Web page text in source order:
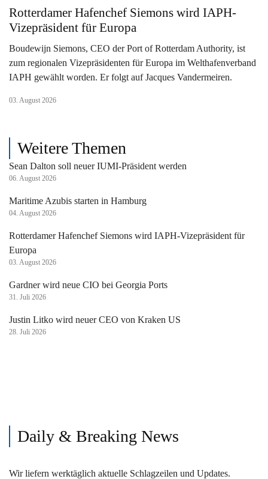
Rotterdamer Hafenchef Siemons wird IAPH-
Vizepräsident für Europa
Boudewijn Siemons, CEO der Port of Rotterdam Authority, ist
zum regionalen Vizepräsidenten für Europa im Welthafenverband
IAPH gewählt worden. Er folgt auf Jacques Vandermeiren.
03. August 2026
Weitere Themen
Sean Dalton soll neuer IUMI-Präsident werden
06. August 2026
Maritime Azubis starten in Hamburg
04. August 2026
Rotterdamer Hafenchef Siemons wird IAPH-Vizepräsident für
Europa
03. August 2026
Gardner wird neue CIO bei Georgia Ports
31. Juli 2026
Justin Litko wird neuer CEO von Kraken US
28. Juli 2026
Daily & Breaking News
Wir liefern werktäglich aktuelle Schlagzeilen und Updates.